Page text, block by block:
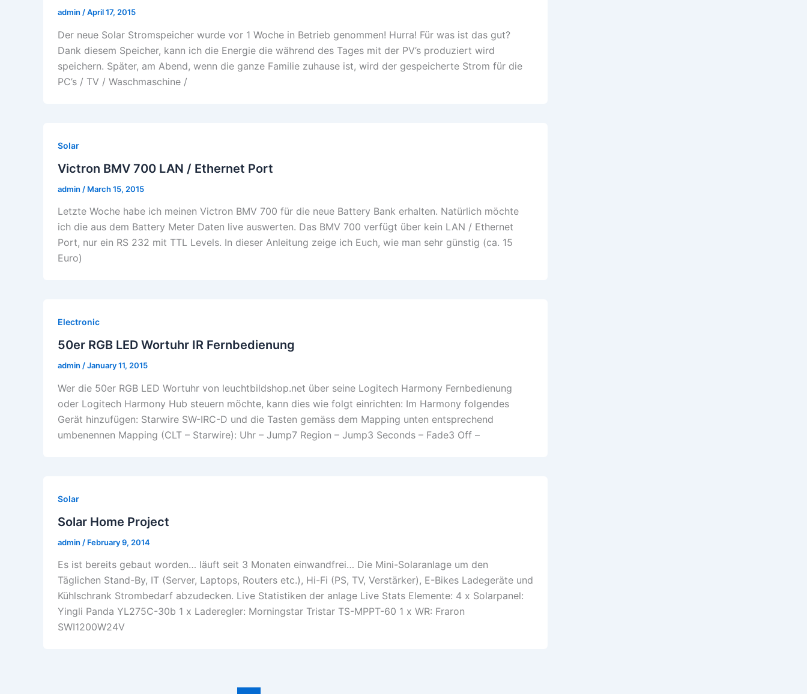
admin /April 17, 2015
Der neue Solar Stromspeicher wurde vor 1 Woche in Betrieb genommen! Hurra! Für was ist das gut?
Dank diesem Speicher, kann ich die Energie die während des Tages mit der PV’s produziert wird
speichern. Später, am Abend, wenn die ganze Familie zuhause ist, wird der gespeicherte Strom für die
PC’s / TV / Waschmaschine /
Solar
Victron BMV 700 LAN / Ethernet Port
admin / March 15, 2015
Letzte Woche habe ich meinen Victron BMV 700 für die neue Battery Bank erhalten. Natürlich möchte
ich die aus dem Battery Meter Daten live auswerten. Das BMV 700 verfügt über kein LAN / Ethernet
Port, nur ein RS 232 mit TTL Levels. In dieser Anleitung zeige ich Euch, wie man sehr günstig (ca. 15
Euro)
Electronic
50er RGB LED Wortuhr IR Fernbedienung
admin /January 11, 2015
Wer die 50er RGB LED Wortuhr von leuchtbildshop.net über seine Logitech Harmony Fernbedienung
oder Logitech Harmony Hub steuern möchte, kann dies wie folgt einrichten: Im Harmony folgendes
Gerät hinzufügen: Starwire SW-IRC-D und die Tasten gemäss dem Mapping unten entsprechend
umbenennen Mapping (CLT – Starwire): Uhr – Jump7 Region – Jump3 Seconds – Fade3 Off –
Solar
Solar Home Project
admin / February 9, 2014
Es ist bereits gebaut worden… läuft seit 3 Monaten einwandfrei… Die Mini-Solaranlage um den
Täglichen Stand-By, IT (Server, Laptops, Routers etc.), Hi-Fi (PS, TV, Verstärker), E-Bikes Ladegeräte und
Kühlschrank Strombedarf abzudecken. Live Statistiken der anlage Live Stats Elemente: 4 x Solarpanel:
Yingli Panda YL275C-30b 1 x Laderegler: Morningstar Tristar TS-MPPT-60 1 x WR: Fraron
SWI1200W24V